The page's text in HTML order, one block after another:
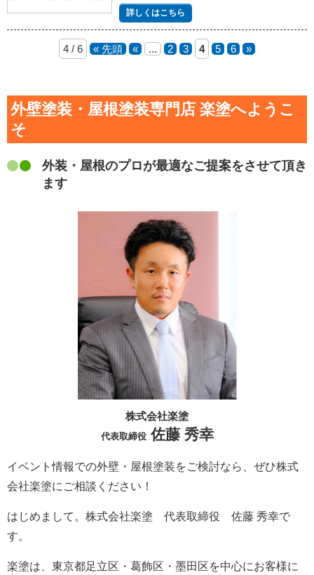
詳しくはこちら
4 / 6 « 先頭 « ... 2 3 4 5 6 »
外壁塗装・屋根塗装専門店 楽塗へようこ
そ
外装・屋根のプロが最適なご提案をさせて頂き
ます
株式会社楽塗
代表取締役佐藤 秀幸
イベント情報での外壁・屋根塗装をご検討なら、ぜひ株式
会社楽塗にご相談ください！
はじめまして。株式会社楽塗 代表取締役 佐藤 秀幸で
す。
楽塗は、東京都足立区・葛飾区・墨田区を中心にお客様に